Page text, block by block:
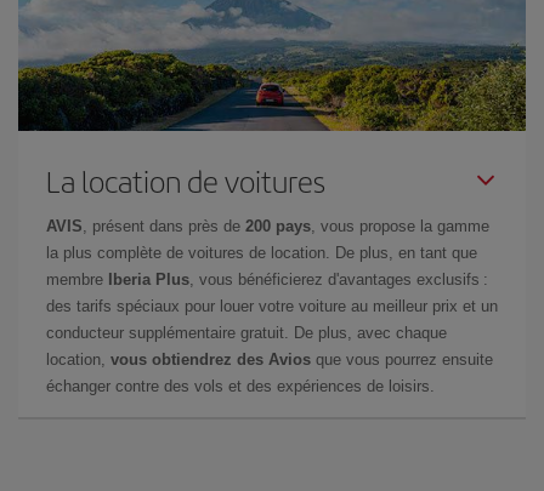
La location de voitures
AVIS , présent dans près de 200 pays , vous propose la gamme
la plus complète de voitures de location. De plus, en tant que
membre
Iberia Plus , vous bénéficierez d'avantages exclusifs :
des tarifs spéciaux pour louer votre voiture au meilleur prix et un
conducteur supplémentaire gratuit. De plus, avec chaque
location, vous obtiendrez des Avios que vous pourrez ensuite
échanger contre des vols et des expériences de loisirs.